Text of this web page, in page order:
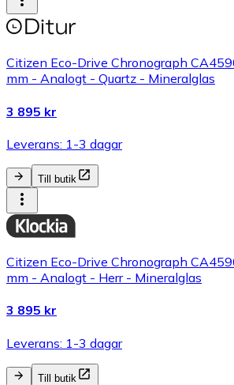
Citizen Eco-Drive Chronograph
mm - Analogt - Quartz - Mineralglas
3 895 kr
Leverans: 1-3 dagar
Till butik
Citizen Eco-Drive Chronograph
mm - Analogt - Herr - Mineralglas
3 895 kr
Leverans: 1-3 dagar
Till butik